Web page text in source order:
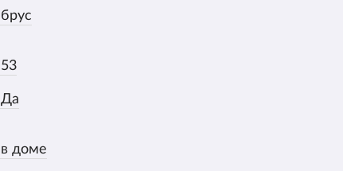
брус
53
Да
в доме